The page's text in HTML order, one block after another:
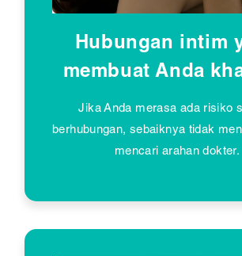
Hubungan intim
membuat Anda
Jika Anda merasa ada risiko
berhubungan, sebaiknya tidak
mencari arahan dokter.